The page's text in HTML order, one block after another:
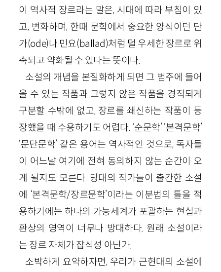
이 역사적 장르라는 말은, 시대에 따라 부침이 있
고, 변화하며, 한때 문학에서 중요한 양식이던 단
가(ode)나 민요(ballad)처럼 덜 우세한 장르로 위
축되고 약화될 수 있다는 뜻이다.
소설의 개념을 본질화하게 되면 그 범주에 들어
올 수 있는 작품과 그렇지 않은 작품을 경직되게
구분할 수밖에 없고, 장르를 쇄신하는 작품이 등
장했을 때 수용하기도 어렵다. ‘순문학’ ‘본격문학’
‘문단문학’ 같은 용어는 역사적인 것으로, 독자들
이 어느날 여기에 전혀 동의하지 않는 순간이 오
게 될지도 모른다. 당대의 작가들이 출간한 소설
에 ‘본격문학/장르문학’이라는 이분법의 틀을 적
용하기에는 하나의 가능세계가 포괄하는 현실과
환상의 영역이 너무나 방대하다. 원래 소설이라
는 장르 자체가 잡식성 아닌가.
소박하게 요약하자면, 우리가 근현대의 소설에